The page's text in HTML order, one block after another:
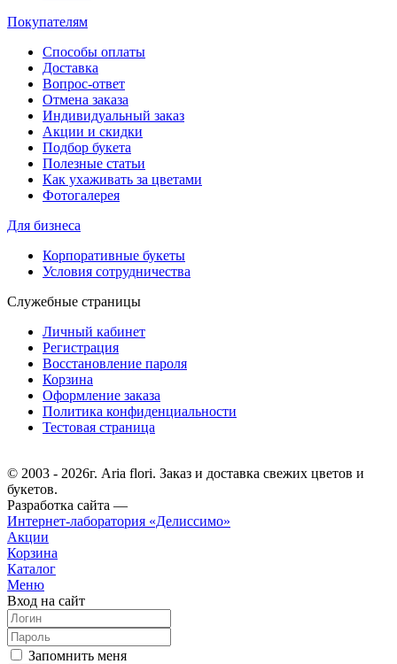
Покупателям
Способы оплаты
Доставка
Вопрос-ответ
Отмена заказа
Индивидуальный заказ
Акции и скидки
Подбор букета
Полезные статьи
Как ухаживать за цветами
Фотогалерея
Для бизнеса
Корпоративные букеты
Условия сотрудничества
Служебные страницы
Личный кабинет
Регистрация
Восстановление пароля
Корзина
Оформление заказа
Политика конфиденциальности
Тестовая страница
© 2003 - 2026г. Aria flori. Заказ и доставка свежих цветов и
букетов.
Разработка сайта —
Интернет-лаборатория «Делиссимо»
Акции
Корзина
Каталог
Меню
Вход на сайт
Запомнить меня